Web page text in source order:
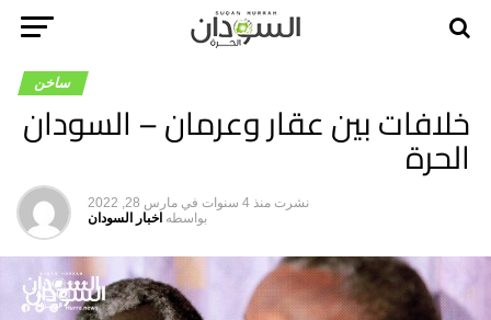
ساخن
خلافات بين عقار وعرمان – السودان
الحرة
نشرت منذ 4 سنوات في مارس 28, 2022
بواسطه اخبار السودان